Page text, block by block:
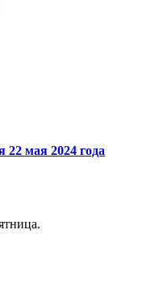
мая 2024 года